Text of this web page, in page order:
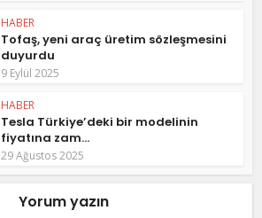
HABER
Tofaş, yeni araç üretim sözleşmesini
duyurdu
9 Eylül 2025
HABER
Tesla Türkiye’deki bir modelinin
fiyatına zam...
29 Ağustos 2025
Yorum yazın